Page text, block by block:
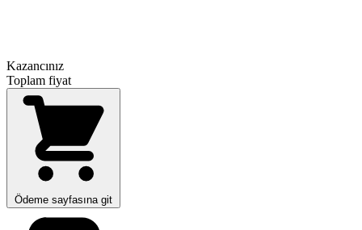
Kazancınız
Toplam fiyat
Ödeme sayfasına git